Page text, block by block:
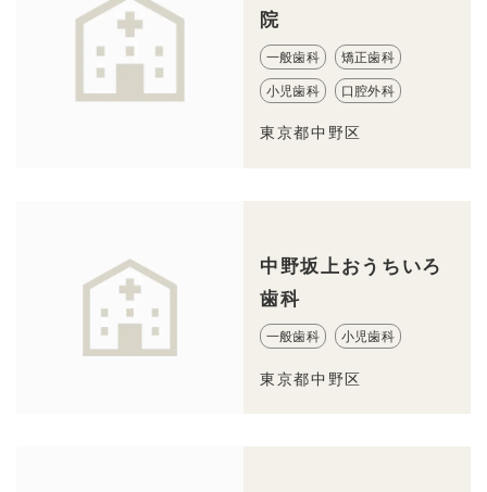
院
一般歯科 矯正歯科
小児歯科 口腔外科
東京都中野区
中野坂上おうちいろ
歯科
一般歯科 小児歯科
東京都中野区